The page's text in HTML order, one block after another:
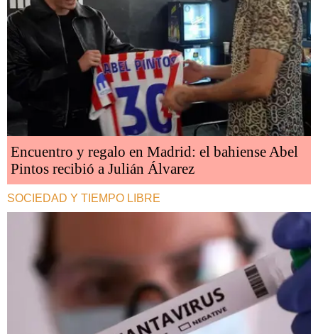
Encuentro y regalo en Madrid: el bahiense Abel
Pintos recibió a Julián Álvarez
SOCIEDAD Y TIEMPO LIBRE